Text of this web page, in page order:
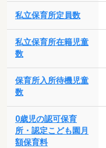
私立保育所定員数
私立保育所在籍児童
数
保育所入所待機児童
数
0歳児の認可保育
所・認定こども園月
額保育料